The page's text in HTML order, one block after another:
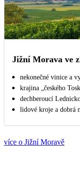
Jižní Morava ve
nekonečné vinice a
krajina „českého
dechberoucí
lidové kroje a dobrá
více o Jižní Moravě